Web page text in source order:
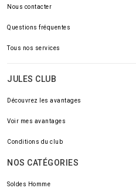
Nous contacter
Questions fréquentes
Tous nos services
JULES CLUB
Découvrez les avantages
Voir mes avantages
Conditions du club
NOS CATÉGORIES
Soldes Homme